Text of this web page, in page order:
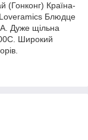
(Гонконг) Країна-
Loveramics Блюдце
Дуже щільна
Широкий